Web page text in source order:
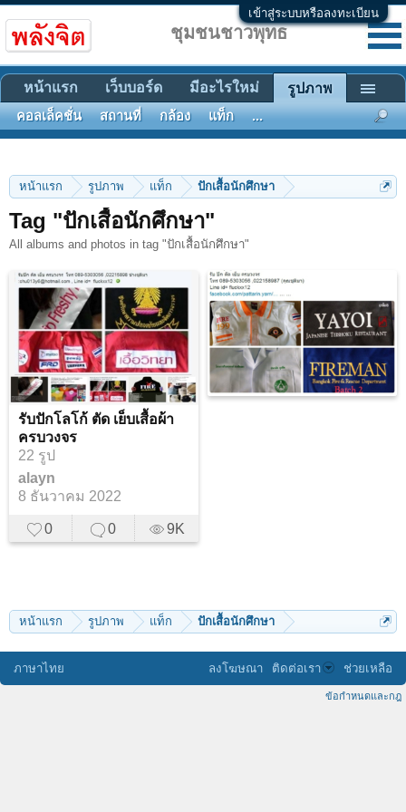
เข้าสู่ระบบหรือลงทะเบียน
หน้าแรก รูปภาพ แท็ก ปักเสื้อนักศึกษา
Tag "ปักเสื้อนักศึกษา"
All albums and photos in tag "ปักเสื้อนักศึกษา"
รับปักโลโก้ ตัด เย็บเสื้อผ้า
ครบวงจร
22 รูป
alayn
8 ธันวาคม 2022
0 0 9K
หน้าแรก รูปภาพ แท็ก ปักเสื้อนักศึกษา
ชุมชนชาวพุทธ
หน้าแรก เว็บบอร์ด มีอะไรใหม่ รูปภาพ
คอลเล็คชั่น สถานที่ กล้อง แท็ก ...
ภาษาไทย ลงโฆษณา ติดต่อเรา ช่วยเหลือ
ข้อกำหนดและกฎ